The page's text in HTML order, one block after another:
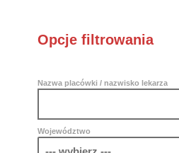
Opcje filtrowania
Nazwa placówki / nazwisko lekarza
Województwo